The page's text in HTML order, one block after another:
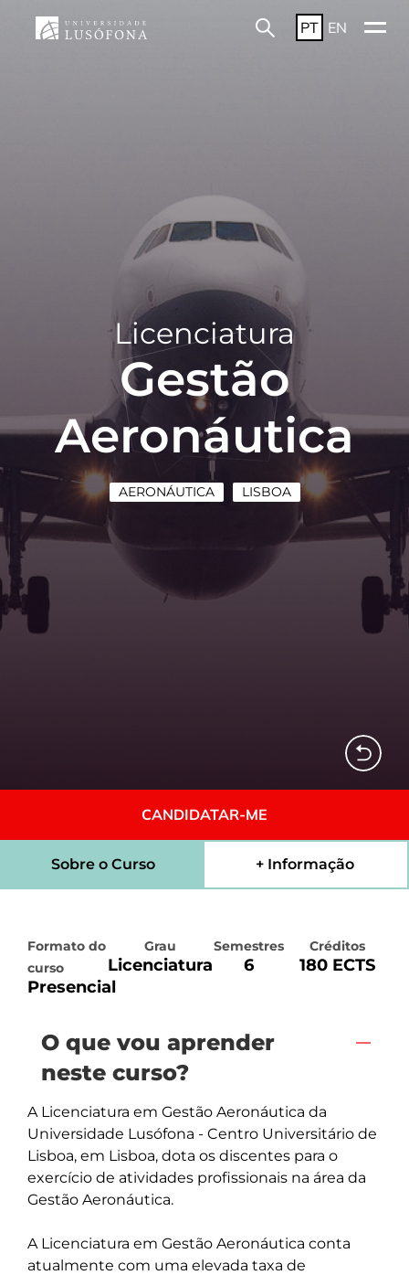
PT EN
Licenciatura
Gestão
Aeronáutica
AERONÁUTICA LISBOA
CANDIDATAR-ME
Sobre o Curso + Informação
Formato do
curso
Presencial
Grau
Licenciatura
Semestres
6
Créditos
180 ECTS
O que vou aprender
neste curso?
A Licenciatura em Gestão Aeronáutica da
Universidade Lusófona - Centro Universitário de
Lisboa, em Lisboa, dota os discentes para o
exercício de atividades profissionais na área da
Gestão Aeronáutica.
A Licenciatura em Gestão Aeronáutica conta
atualmente com uma elevada taxa de